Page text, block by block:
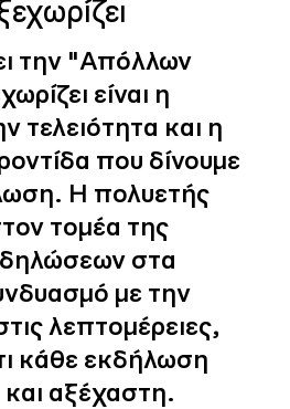
την "Απόλλων
είναι η
τελειότητα και η
που δίνουμε
Η πολυετής
τομέα της
στα
με την
λεπτομέρειες,
κάθε εκδήλωση
και αξέχαστη.